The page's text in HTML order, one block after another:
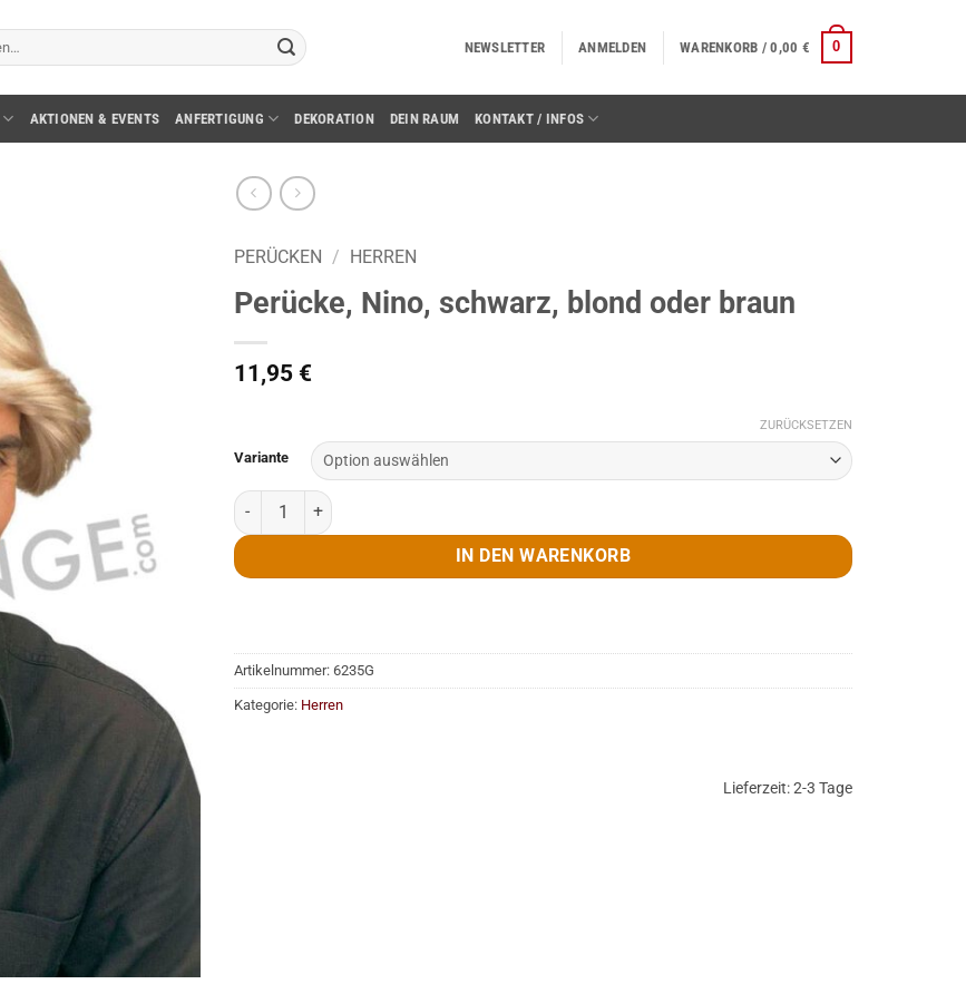
NEWSLETTER ANMELDEN WARENKORB /0,00 € 0
AKTIONEN & EVENTS ANFERTIGUNG DEKORATION DEIN RAUM KONTAKT / INFOS
PERÜCKEN / HERREN
Perücke, Nino, schwarz, blond oder braun
11,95 €
Variante
ZURÜCKSETZEN
Perücke, Nino, schwarz, blond oder braun Menge
IN DEN WARENKORB
Artikelnummer: 6235G
Kategorie: Herren
Lieferzeit:2-3 Tage